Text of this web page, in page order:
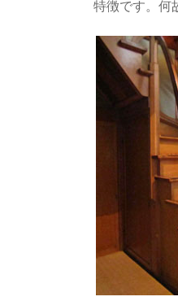
特徴です。何